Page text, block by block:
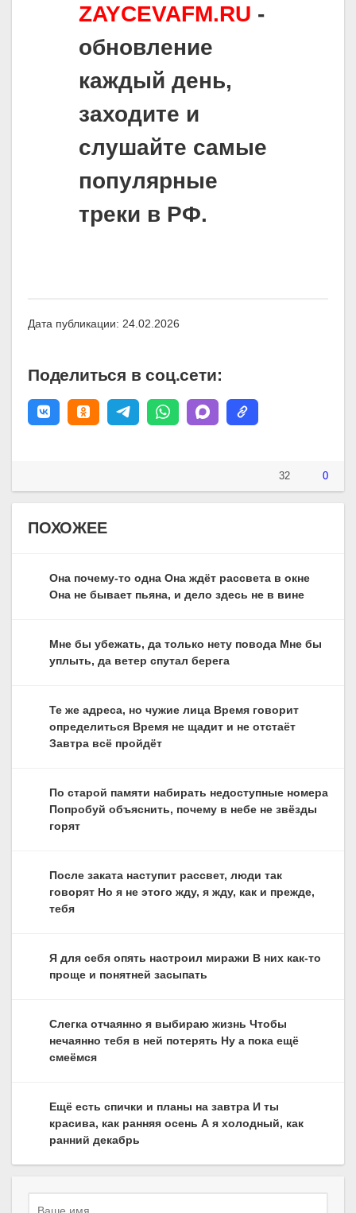
ZAYCEVAFM.RU -
обновление
каждый день,
заходите и
слушайте самые
популярные
треки в РФ.
Дата публикации: 24.02.2026
Поделиться в соц.сети:
32 0
ПОХОЖЕЕ
Она почему-то одна Она ждёт рассвета в окне
Она не бывает пьяна, и дело здесь не в вине
Мне бы убежать, да только нету повода Мне бы
уплыть, да ветер спутал берега
Те же адреса, но чужие лица Время говорит
определиться Время не щадит и не отстаёт
Завтра всё пройдёт
По старой памяти набирать недоступные номера
Попробуй объяснить, почему в небе не звёзды
горят
После заката наступит рассвет, люди так
говорят Но я не этого жду, я жду, как и прежде,
тебя
Я для себя опять настроил миражи В них как-то
проще и понятней засыпать
Слегка отчаянно я выбираю жизнь Чтобы
нечаянно тебя в ней потерять Ну а пока ещё
смеёмся
Ещё есть спички и планы на завтра И ты
красива, как ранняя осень А я холодный, как
ранний декабрь